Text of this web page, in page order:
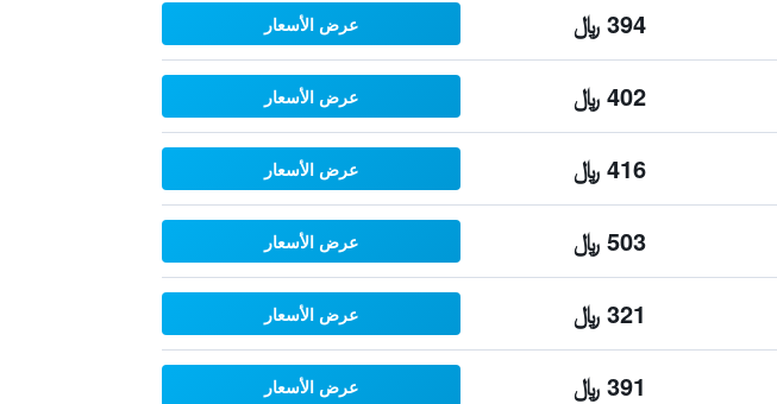
394 ﷼ عرض الأسعار
402 ﷼ عرض الأسعار
416 ﷼ عرض الأسعار
503 ﷼ عرض الأسعار
321 ﷼ عرض الأسعار
391 ﷼ عرض الأسعار